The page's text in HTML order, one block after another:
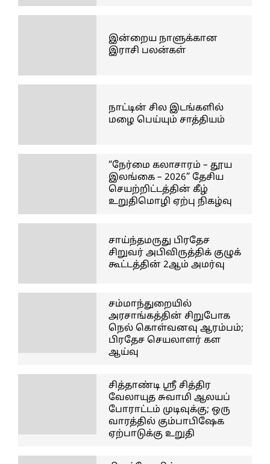
இன்றைய நாளுக்கான
இராசி பலன்கள்
நாட்டின் சில இடங்களில்
மழை பெய்யும் சாத்தியம்
“நேர்மை கலாசாரம் – தூய
இலங்கை – 2026” தேசிய
செயற்றிட்டத்தின் கீழ்
உறுதிமொழி ஏற்பு நிகழ்வு
சாய்ந்தமருது பிரதேச
சிறுவர் அபிவிருத்திக் குழுக்
கூட்டத்தின் 2ஆம் அமர்வு
சம்மாந்துறையில்
அரசாங்கத்தின் சிறுபோக
நெல் கொள்வனவு ஆரம்பம்;
பிரதேச செயலாளர் கள
ஆய்வு
சித்தாண்டி ஸ்ரீ சித்திர
வேலாயுத சுவாமி ஆலயப்
போராட்டம் முடிவுக்கு; ஒரு
வாரத்தில் கும்பாபிஷேக
ஏற்பாடுக்கு உறுதி